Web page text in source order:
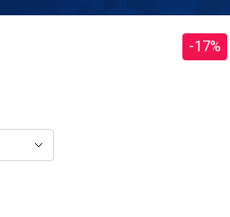
-17%